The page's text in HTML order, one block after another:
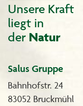
Unsere Kraft
liegt in
der Natur
Salus Gruppe
Bahnhofstr. 24
83052 Bruckmühl